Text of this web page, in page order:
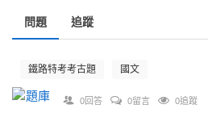
問題 追蹤
鐵路特考考古題 國文
0回答 0留言 0追蹤